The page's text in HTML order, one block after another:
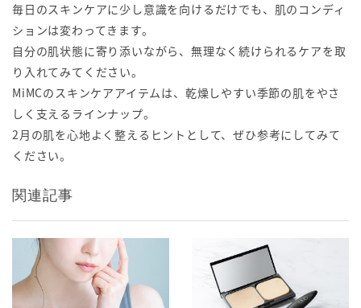
毎日のスキンケアに少し意識を向けるだけでも、肌のコンディ
ションは変わってきます。
自分の肌状態に寄り添いながら、無理なく続けられるケアを取
り入れてみてください。
MiMCのスキンケアアイテムは、乾燥しやすい季節の肌をやさ
しく支えるラインナップ。
2月の肌を心地よく整えるヒントとして、ぜひ参考にしてみて
ください。
関連記事